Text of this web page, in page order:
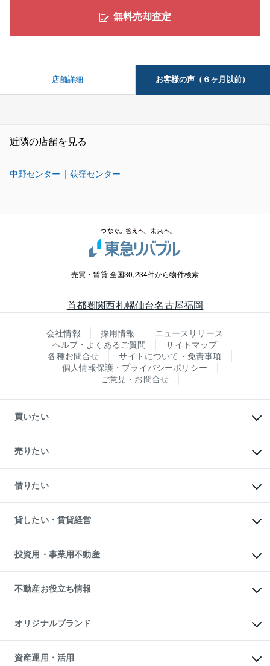
無料売却査定
店舗詳細 お客様の声（６ヶ月以前）
近隣の店舗を見る
中野センター 荻窪センター
売買・賃貸 全国30,234件から物件検索
首都圏関西札幌仙台名古屋福岡
会社情報 採用情報
ニュースリリース
ヘルプ・よくあるご質問
サイトマップ
各種お問合せ
サイトについて・免責事項
個人情報保護・プライバシーポリシー
ご意見・お問合せ
買いたい
新築・分譲マンションの購入
中古マンションの購入
一戸建ての購入
中古一戸建ての購入
不動産購入の流れ
注目キーワード物件特集
購入ガイド
English 繁体中文簡体中文
売りたい
一戸建ての売却・査定
土地の売却・査定
スピードAI査定
不動産査定について
不動産売却の流れ
不動産買換えの流れ
売却ガイド
借りたい
オフィス・店舗の賃貸
借りるときの流れ
借りるガイド
貸したい・賃貸経営
マンション賃料データ
賃貸管理プラン
リロケーションについて
貸すガイド
投資用・事業用不動産
事業用不動産
マンション投資
投資用マンション
アパート経営
収益物件
ビル購入（ビル一棟）
投資用不動産の売却査定
不動産お役立ち情報
マンションライブラリー
人気マンションランキング
暮らしに役立つ不動産メディア
不動産相場・不動産価格情報
オリジナルブランド
一棟リノベーションマンション
L`GENTE（ルジェンテ）
資産運用・活用